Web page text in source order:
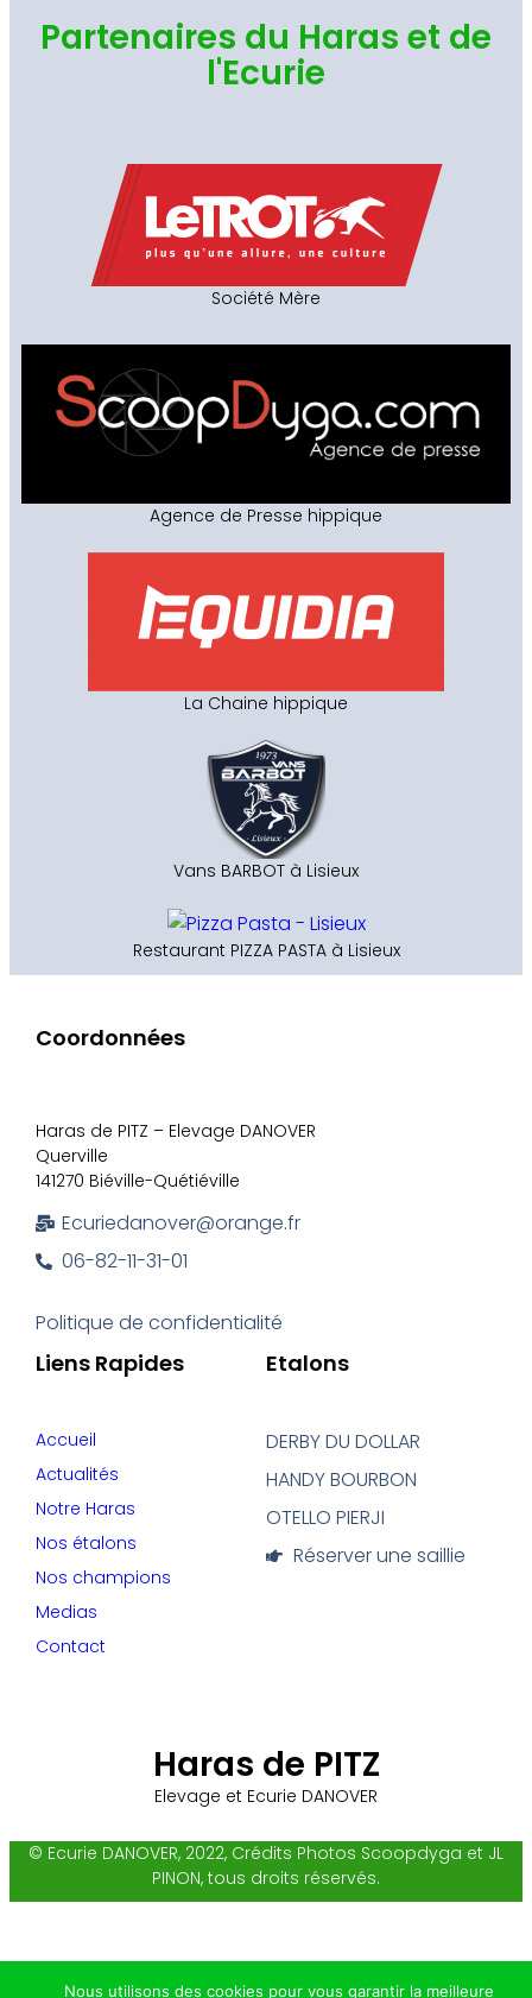
Partenaires du Haras et de
l'Ecurie
Société Mère
Agence de Presse hippique
La Chaine hippique
Vans BARBOT à Lisieux
Restaurant PIZZA PASTA à Lisieux
Haras de PITZ
Elevage et Ecurie DANOVER
Etalons
DERBY DU DOLLAR
HANDY BOURBON
OTELLO PIERJI
Réserver une saillie
Liens Rapides
Accueil
Actualités
Notre Haras
Nos étalons
Nos champions
Medias
Contact
Coordonnées
Haras de PITZ – Elevage DANOVER
Querville
141270 Biéville-Quétiéville
Ecuriedanover@orange.fr
06-82-11-31-01
Politique de confidentialité
© Ecurie DANOVER, 2022, Crédits Photos Scoopdyga et JL
PINON, tous droits réservés.
Nous utilisons des cookies pour vous garantir la meilleure